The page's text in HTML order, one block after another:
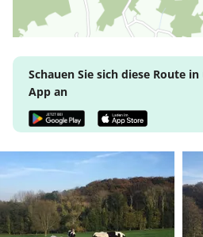
Schauen Sie sich diese Route
App an